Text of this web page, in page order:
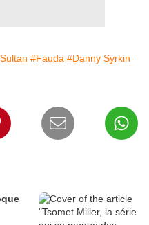
#Fauda #Danny Syrkin